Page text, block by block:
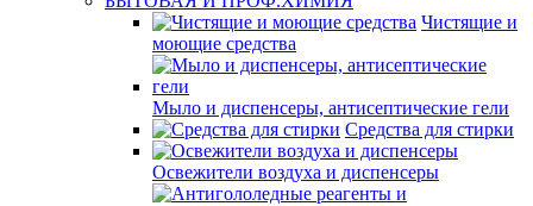
Чистящие и
моющие средства
Мыло и диспенсеры, антисептические гели
Средства для стирки
Освежители воздуха и диспенсеры